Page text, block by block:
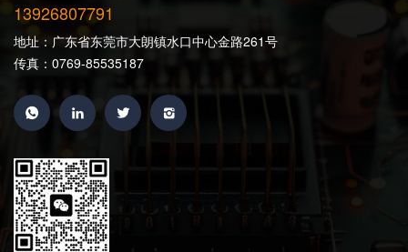
13926807791
地址：广东省东莞市大朗镇水口中心金路261号
传真：0769-85535187